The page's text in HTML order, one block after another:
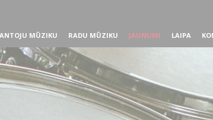
MŪZIKU RADU MŪZIKU JAUNUMI LAIPA